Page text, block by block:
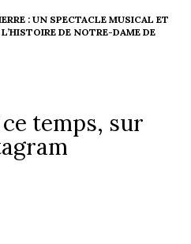
: UN SPECTACLE MUSICAL ET
DE NOTRE-DAME DE
temps, sur